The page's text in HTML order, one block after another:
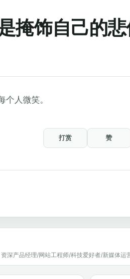
掩饰自己的
人微笑。
打赏 赞
深产品经理/网站工程师/科技爱好者/新媒体运